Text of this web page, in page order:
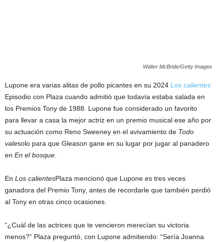
Walter McBride/Getty Images
Lupone era varias alitas de pollo picantes en su 2024 Los calientes
Episodio con Plaza cuando admitió que todavía estaba salada en
los Premios Tony de 1988. Lupone fue considerado un favorito
para llevar a casa la mejor actriz en un premio musical ese año por
su actuación como Reno Sweeney en el avivamiento de Todo
valesolo para que Gleason gane en su lugar por jugar al panadero
en En el bosque
En Los calientesPlaza mencionó que Lupone es tres veces
ganadora del Premio Tony, antes de recordarle que también perdió
al Tony en otras cinco ocasiones.
“¿Cuál de las actrices que te vencieron merecían su victoria
menos?” Plaza preguntó, con Lupone admitiendo: “Sería Joanna